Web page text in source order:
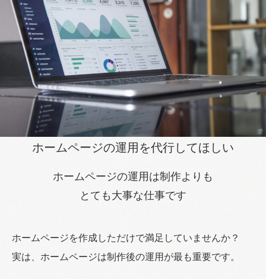
プロモーション事業部
リレーション事業部
クリエイト室
WORKS
事例紹介
事業紹介
リクルート
特定商取引法に基づく表示
HEADOFFICEホームページ作成対応可能エ
リア
ホームページの運用を代行してほしい
ホームページの運用は制作よりも
とても大事な仕事です
ホームページを作成しただけで満足していませんか？
実は、ホームページは制作後の運用が最も重要です。